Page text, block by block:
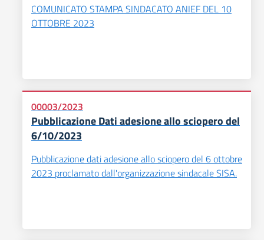
COMUNICATO STAMPA SINDACATO ANIEF DEL 10
OTTOBRE 2023
00003/2023
Pubblicazione Dati adesione allo sciopero del
6/10/2023
Pubblicazione dati adesione allo sciopero del 6 ottobre
2023 proclamato dall'organizzazione sindacale SISA.